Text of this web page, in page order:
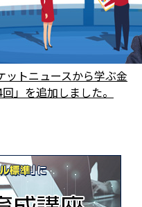
ットニュースから学ぶ金
」を追加しました。